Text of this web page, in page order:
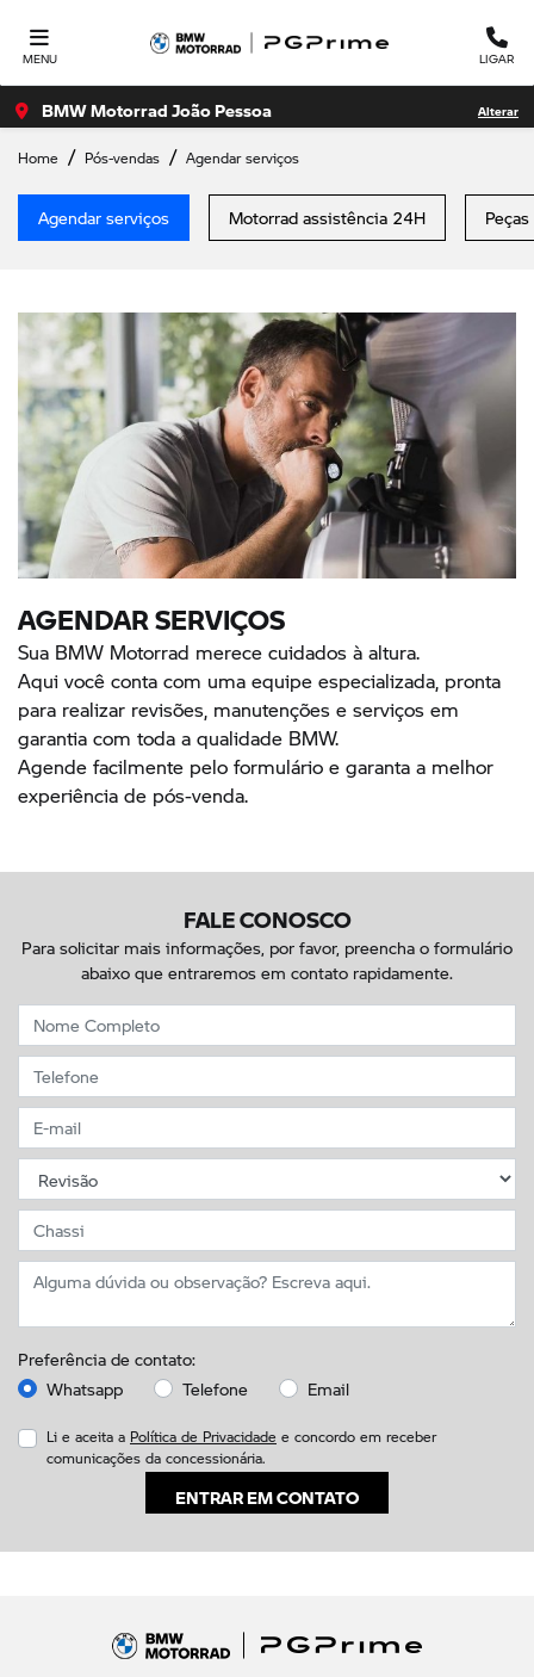
MENU LIGAR
BMW Motorrad João Pessoa Alterar
Home Pós-vendas Agendar serviços
Agendar serviços Motorrad assistência 24H
AGENDAR SERVIÇOS
Sua BMW Motorrad merece cuidados à altura.
Aqui você conta com uma equipe especializada, pronta
para realizar revisões, manutenções e serviços em
garantia com toda a qualidade BMW.
Agende facilmente pelo formulário e garanta a melhor
experiência de pós-venda.
FALE CONOSCO
Para solicitar mais informações, por favor, preencha o formulário
abaixo que entraremos em contato rapidamente.
Preferência de contato:
Whatsapp
Telefone Email
Li e aceita a Política de Privacidade e concordo em receber
comunicações da concessionária.
ENTRAR EM CONTATO